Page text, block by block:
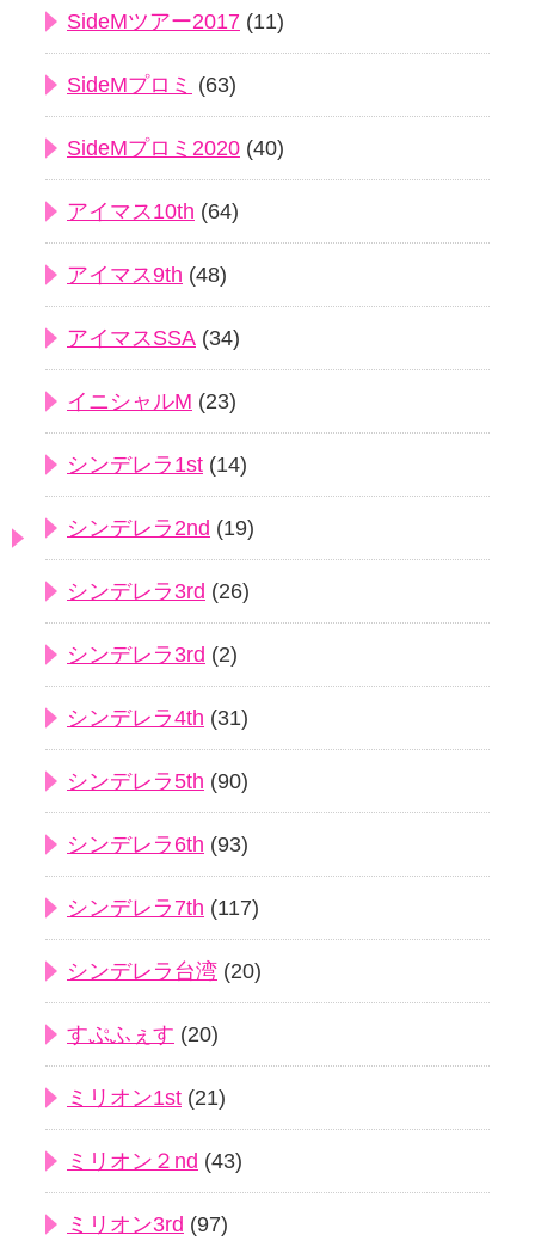
SideMツアー2017 (11)
SideMプロミ (63)
SideMプロミ2020 (40)
アイマス10th (64)
アイマス9th (48)
アイマスSSA (34)
イニシャルM (23)
シンデレラ1st (14)
シンデレラ2nd (19)
シンデレラ3rd (26)
シンデレラ3rd (2)
シンデレラ4th (31)
シンデレラ5th (90)
シンデレラ6th (93)
シンデレラ7th (117)
シンデレラ台湾 (20)
すぷふぇす (20)
ミリオン1st (21)
ミリオン２nd (43)
ミリオン3rd (97)